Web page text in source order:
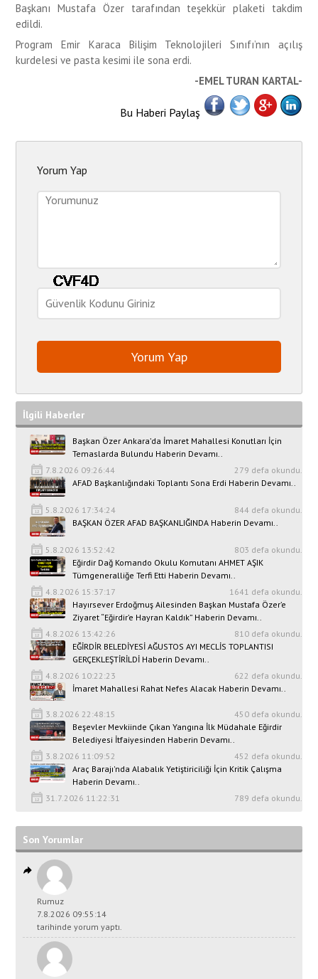
Başkanı Mustafa Özer tarafından teşekkür plaketi takdim
edildi.
Program Emir Karaca Bilişim Teknolojileri Sınıfı’nın açılış
kurdelesi ve pasta kesimi ile sona erdi.
-EMEL TURAN KARTAL-
Bu Haberi Paylaş
Yorum Yap
İlgili Haberler
Başkan Özer Ankara’da İmaret Mahallesi Konutları İçin
Temaslarda Bulundu Haberin Devamı..
7.8.2026 09:26:44
279 defa okundu.
AFAD Başkanlığındaki Toplantı Sona Erdi Haberin Devamı..
5.8.2026 17:34:24
844 defa okundu.
BAŞKAN ÖZER AFAD BAŞKANLIĞINDA Haberin Devamı..
5.8.2026 13:52:42
803 defa okundu.
Eğirdir Dağ Komando Okulu Komutanı AHMET AŞIK
Tümgeneralliğe Terfi Etti Haberin Devamı..
4.8.2026 15:37:17
1641 defa okundu.
Hayırsever Erdoğmuş Ailesinden Başkan Mustafa Özer’e
Ziyaret “Eğirdir’e Hayran Kaldık” Haberin Devamı..
4.8.2026 13:42:26
810 defa okundu.
EĞİRDİR BELEDİYESİ AĞUSTOS AYI MECLİS TOPLANTISI
GERÇEKLEŞTİRİLDİ Haberin Devamı..
4.8.2026 10:22:23
622 defa okundu.
İmaret Mahallesi Rahat Nefes Alacak Haberin Devamı..
3.8.2026 22:48:15
450 defa okundu.
Beşevler Mevkiinde Çıkan Yangına İlk Müdahale Eğirdir
Belediyesi İtfaiyesinden Haberin Devamı..
3.8.2026 11:09:52
452 defa okundu.
Araç Barajı'nda Alabalık Yetiştiriciliği İçin Kritik Çalışma
Haberin Devamı..
31.7.2026 11:22:31
789 defa okundu.
Son Yorumlar
Rumuz
7.8.2026 09:55:14
tarihinde yorum yaptı.